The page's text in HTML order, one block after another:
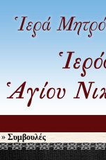
» Συμβουλές